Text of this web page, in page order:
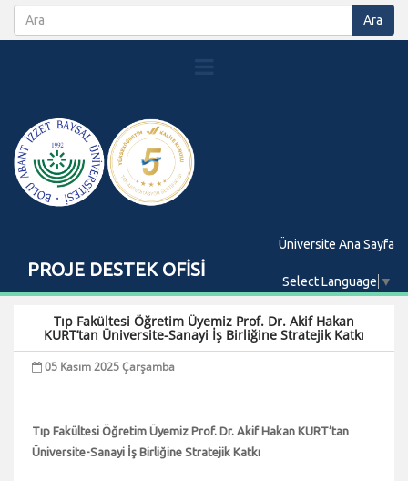
PROJE DESTEK OFİSİ
Üniversite Ana Sayfa
Select Language ▼
Tıp Fakültesi Öğretim Üyemiz Prof. Dr. Akif Hakan
KURT’tan Üniversite-Sanayi İş Birliğine Stratejik Katkı
05 Kasım 2025 Çarşamba
Tıp Fakültesi Öğretim Üyemiz Prof. Dr. Akif Hakan KURT’tan
Üniversite-Sanayi İş Birliğine Stratejik Katkı